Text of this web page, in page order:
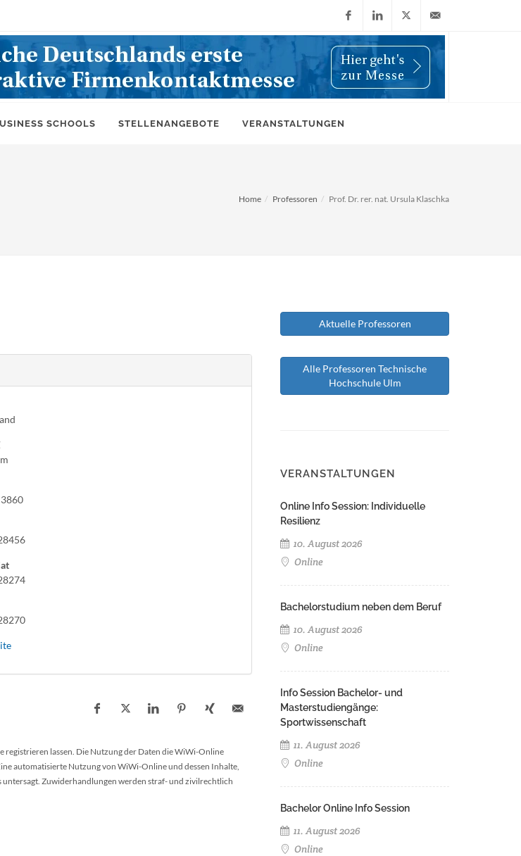
FacebookLinkedIn
X
(Twitter)
info@wiwi-
SCHOOLS STELLENANGEBOTE VERANSTALTUNGEN
Home Professoren Prof. Dr. rer. nat. Ursula Klaschka
lassen. Die Nutzung der Daten die WiWi-Online
automatisierte Nutzung von WiWi-Online und dessen Inhalte,
Zuwiderhandlungen werden straf- und zivilrechtlich
Aktuelle Professoren
Alle Professoren Technische
Hochschule Ulm
VERANSTALTUNGEN
Online Info Session: Individuelle
Resilienz
10. August 2026
Online
Bachelorstudium neben dem Beruf
10. August 2026
Online
Info Session Bachelor- und
Masterstudiengänge:
Sportwissenschaft
11. August 2026
Online
Bachelor Online Info Session
11. August 2026
Online